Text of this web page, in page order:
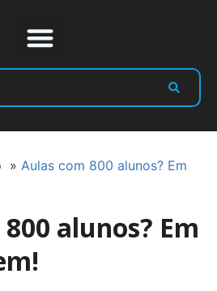
» Aulas com 800 alunos? Em
alunos? Em